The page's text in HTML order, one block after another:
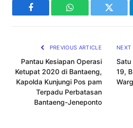
Facebook WhatsApp
PREVIOUS ARTICLE
Pantau Kesiapan Operasi
Ketupat 2020 di Bantaeng,
Kapolda Kunjungi Pos pam
Terpadu Perbatasan
Bantaeng-Jeneponto
NEXT
Satu
19,